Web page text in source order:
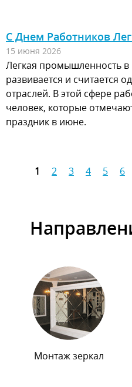
С Днем Работников
15 июня 2026
Легкая промышленность
развивается и считается
отраслей. В этой сфере
человек, которые
праздник в июне.
1 2 3 4 5 6
Монтаж зеркал